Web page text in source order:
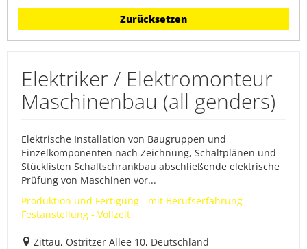
Zurücksetzen
Elektriker / Elektromonteur
Maschinenbau (all genders)
Elektrische Installation von Baugruppen und
Einzelkomponenten nach Zeichnung, Schaltplänen und
Stücklisten Schaltschrankbau abschließende elektrische
Prüfung von Maschinen vor...
Produktion und Fertigung - mit Berufserfahrung -
Festanstellung - Vollzeit
Zittau, Ostritzer Allee 10, Deutschland